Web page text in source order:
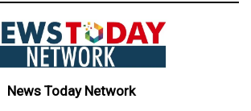
News Today Network